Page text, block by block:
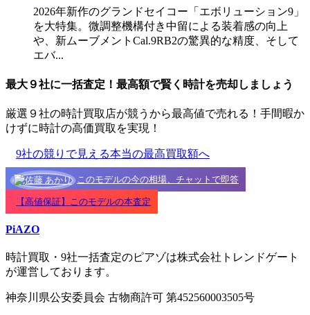
2026年新作のグランドセイコー「エボリューション9」
を大特集。微調整機構付き中留による装着感の向上
や、新ムーブメントCal.9RB2の驚異的な精度、そして
エバ...
最大９社に一括査定！ 最高額で賢く時計を売却しましょう
厳選９社の時計買取店が競うから最高値で売れる！手間暇か
けずに時計の高価買取を実現！
9社の競りで見える本当の最高買取額へ
このモデルの今の相場、チャットで即答
【高値保証】このモデルの本査定
PiAZO
時計買取・9社一括査定のピアゾは株式会社トレンドゲート
が運営しております。
神奈川県公安委員会 古物商許可 第452560003505号